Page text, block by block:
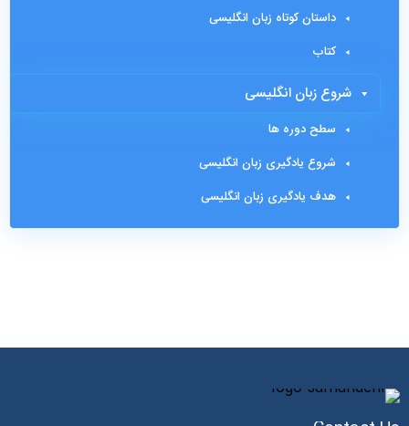
داستان کوتاه زبان انگلیسی
کتاب
شروع زبان انگلیسی
سطح دوره ها
شروع یادگیری زبان انگلیسی
هدف یادگیری زبان انگلیسی